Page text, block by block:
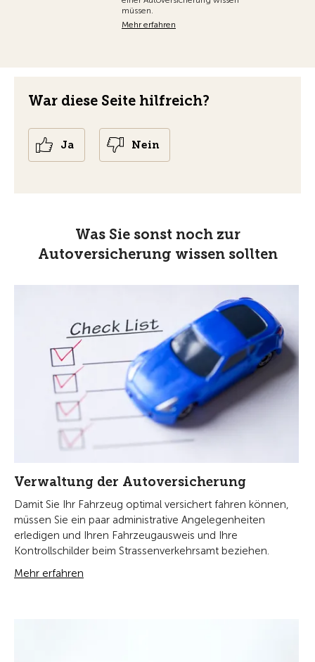
müssen.
Mehr erfahren
War diese Seite hilfreich?
Ja Nein
Was Sie sonst noch zur
Autoversicherung wissen sollten
Verwaltung der Autoversicherung
Damit Sie Ihr Fahrzeug optimal versichert fahren können,
müssen Sie ein paar administrative Angelegenheiten
erledigen und Ihren Fahrzeugausweis und Ihre
Kontrollschilder beim Strassenverkehrsamt beziehen.
Mehr erfahren